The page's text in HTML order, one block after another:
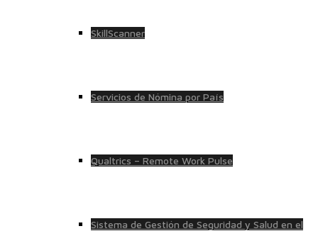
SkillScanner
Servicios de Nómina por País
Qualtrics – Remote Work Pulse
Sistema de Gestión de Seguridad y Salud en el